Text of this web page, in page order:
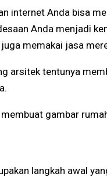
internet Anda bisa
Anda menjadi
memakai jasa
arsitek tentunya
gambar
langkah awal